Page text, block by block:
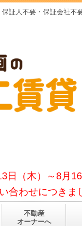
保証人不要・保証会社不
日（木）～8月
合わせにつき
不動産
オーナーへ